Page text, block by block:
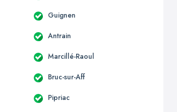
Guignen
Antrain
Marcillé-Raoul
Bruc-sur-Aff
Pipriac